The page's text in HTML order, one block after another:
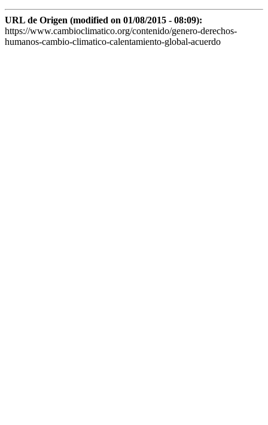
URL de Origen (modified on 01/08/2015 - 08:09):
https://www.cambioclimatico.org/contenido/genero-derechos-
humanos-cambio-climatico-calentamiento-global-acuerdo